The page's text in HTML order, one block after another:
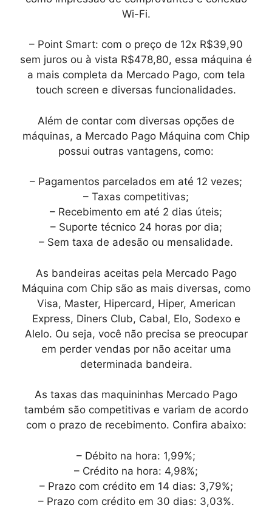
Wi-Fi.
– Point Smart: com o preço de 12x R$39,90
sem juros ou à vista R$478,80, essa máquina é
a mais completa da Mercado Pago, com tela
touch screen e diversas funcionalidades.
Além de contar com diversas opções de
máquinas, a Mercado Pago Máquina com Chip
possui outras vantagens, como:
– Pagamentos parcelados em até 12 vezes;
– Taxas competitivas;
– Recebimento em até 2 dias úteis;
– Suporte técnico 24 horas por dia;
– Sem taxa de adesão ou mensalidade.
As bandeiras aceitas pela Mercado Pago
Máquina com Chip são as mais diversas, como
Visa, Master, Hipercard, Hiper, American
Express, Diners Club, Cabal, Elo, Sodexo e
Alelo. Ou seja, você não precisa se preocupar
em perder vendas por não aceitar uma
determinada bandeira.
As taxas das maquininhas Mercado Pago
também são competitivas e variam de acordo
com o prazo de recebimento. Confira abaixo:
– Débito na hora: 1,99%;
– Crédito na hora: 4,98%;
– Prazo com crédito em 14 dias: 3,79%;
– Prazo com crédito em 30 dias: 3,03%.